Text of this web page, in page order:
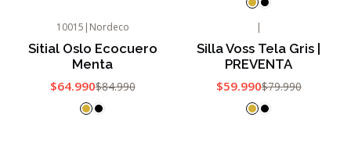
10015 | Nordeco
Sitial Oslo Ecocuero
Menta
$64.990$84.990
Nuevo
|
Silla Voss Tela Gris |
PREVENTA
$59.990$79.990